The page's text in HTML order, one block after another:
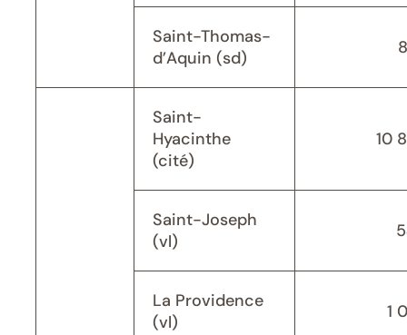
Saint-Thomas-
d’Aquin (sd)
Saint-
Hyacinthe
(cité)
10
Saint-Joseph
(vl)
La Providence
(vl)
1